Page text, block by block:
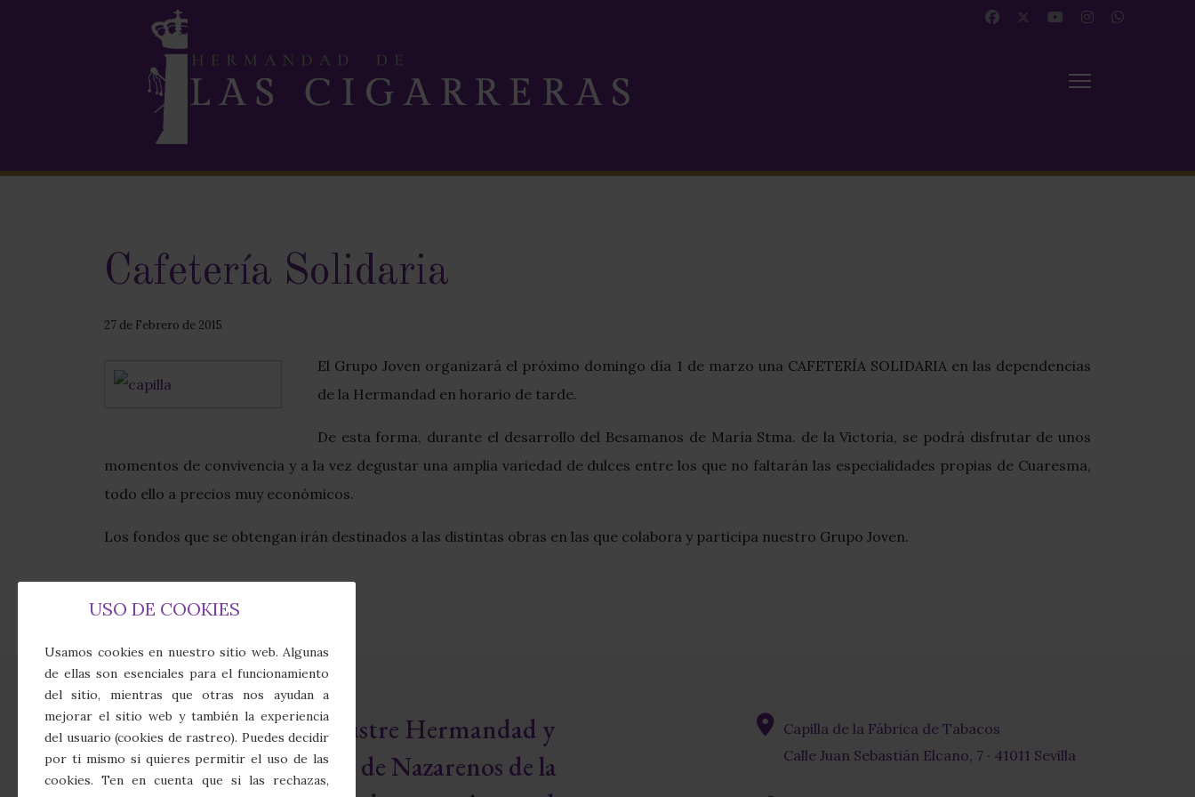
Cafetería Solidaria
27 de Febrero de 2015
El Grupo Joven organizará el próximo domingo día 1 de marzo una CAFETERÍA SOLIDARIA en las dependencias
de la Hermandad en horario de tarde.
De esta forma, durante el desarrollo del Besamanos de María Stma. de la Victoria, se podrá disfrutar de unos
momentos de convivencia y a la vez degustar una amplia variedad de dulces entre los que no faltarán las especialidades propias de Cuaresma,
todo ello a precios muy económicos.
Los fondos que se obtengan irán destinados a las distintas obras en las que colabora y participa nuestro Grupo Joven.
Real e Ilustre Hermandad y
Cofradía de Nazarenos de la
Capilla de la Fábrica de Tabacos
Calle Juan Sebastián Elcano, 7 · 41011 Sevilla
USO DE COOKIES
Usamos cookies en nuestro sitio web. Algunas
de ellas son esenciales para el funcionamiento
del sitio, mientras que otras nos ayudan a
mejorar el sitio web y también la experiencia
del usuario (cookies de rastreo). Puedes decidir
por ti mismo si quieres permitir el uso de las
cookies. Ten en cuenta que si las rechazas,